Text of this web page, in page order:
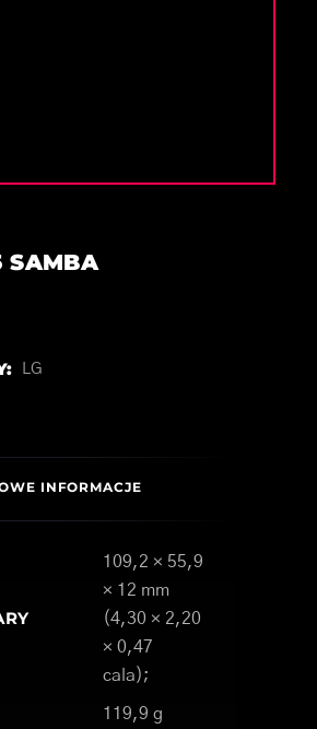
SAMBA
LG
INFORMACJE
109,2 × 55,9
× 12 mm
(4,30 × 2,20
× 0,47
cala);
119,9 g